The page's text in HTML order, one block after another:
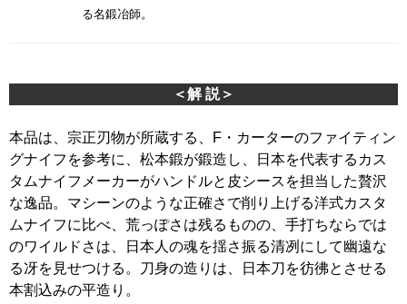
る名鍛冶師。
＜解 説＞
本品は、宗正刃物が所蔵する、F・カーターのファイティン
グナイフを参考に、松本鍛が鍛造し、日本を代表するカス
タムナイフメーカーがハンドルと皮シースを担当した贅沢
な逸品。マシーンのような正確さで削り上げる洋式カスタ
ムナイフに比べ、荒っぽさは残るものの、手打ちならでは
のワイルドさは、日本人の魂を揺さ振る清冽にして幽遠な
る冴を見せつける。刀身の造りは、日本刀を彷彿とさせる
本割込みの平造り。